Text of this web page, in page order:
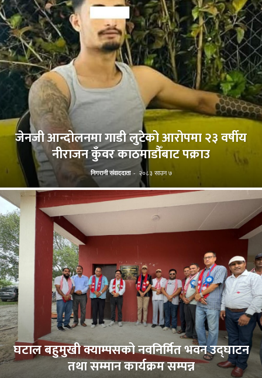
जेनजी आन्दोलनमा गाडी लुटेको आरोपमा २३ वर्षीय
नीराजन कुँवर काठमाडौँबाट पक्राउ
निगरानी संवाददाता - २०८३ साउन ७
घटाल बहुमुखी क्याम्पसको नवनिर्मित भवन उद्घाटन
तथा सम्मान कार्यक्रम सम्पन्न